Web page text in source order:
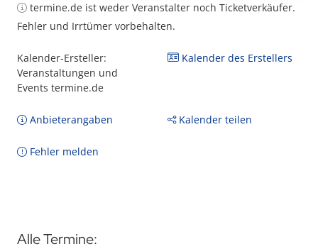
termine.de ist weder Veranstalter noch Ticketverkäufer.
Fehler und Irrtümer vorbehalten.
Kalender-Ersteller:
Veranstaltungen und
Events termine.de
Kalender des Erstellers
Anbieterangaben Kalender teilen
Fehler melden
Alle Termine: